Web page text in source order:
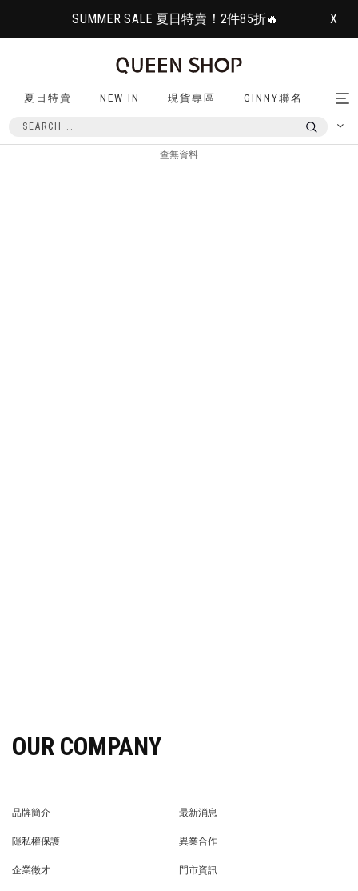
SUMMER SALE 夏日特賣！2件85折🔥 X
夏日特賣 NEW IN 現貨專區 GINNY聯名
查無資料
OUR COMPANY
品牌簡介
最新消息
隱私權保護
異業合作
企業徵才
門市資訊